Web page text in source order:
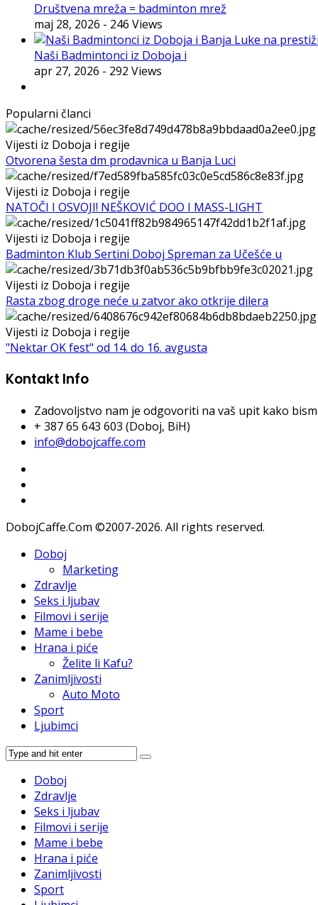
Društvena mreža = badminton mrež
maj 28, 2026 - 246 Views
Naši Badmintonci iz Doboja i
apr 27, 2026 - 292 Views
Popularni članci
Vijesti iz Doboja i regije
Otvorena šesta dm prodavnica u Banja Luci
Vijesti iz Doboja i regije
NATOČI I OSVOJI! NEŠKOVIĆ DOO I MASS-LIGHT
Vijesti iz Doboja i regije
Badminton Klub Sertini Doboj Spreman za Učešće u
Vijesti iz Doboja i regije
Rasta zbog droge neće u zatvor ako otkrije dilera
Vijesti iz Doboja i regije
"Nektar OK fest" od 14. do 16. avgusta
Kontakt Info
Zadovoljstvo nam je odgovoriti na vaš upit kako
+ 387 65 643 603 (Doboj, BiH)
info@dobojcaffe.com
DobojCaffe.Com ©2007-2026. All rights reserved.
Doboj
Marketing
Zdravlje
Seks i ljubav
Filmovi i serije
Mame i bebe
Hrana i piće
Želite li Kafu?
Zanimljivosti
Auto Moto
Sport
Ljubimci
Doboj
Zdravlje
Seks i ljubav
Filmovi i serije
Mame i bebe
Hrana i piće
Zanimljivosti
Sport